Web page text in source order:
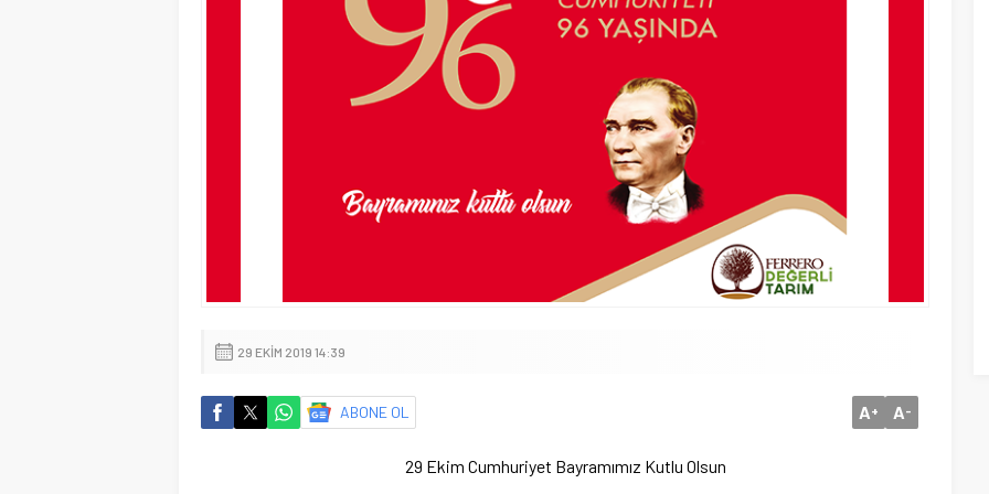
29 EKIM 2019 14:39
ABONE OL A+ A-
29 Ekim Cumhuriyet Bayramımız Kutlu Olsun